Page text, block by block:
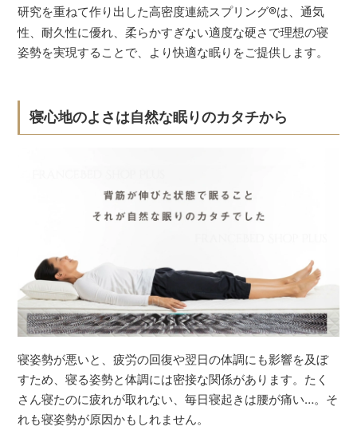
研究を重ねて作り出した高密度連続スプリング®は、通気
性、耐久性に優れ、柔らかすぎない適度な硬さで理想の寝
姿勢を実現することで、より快適な眠りをご提供します。
寝心地のよさは自然な眠りのカタチから
寝姿勢が悪いと、疲労の回復や翌日の体調にも影響を及ぼ
すため、寝る姿勢と体調には密接な関係があります。たく
さん寝たのに疲れが取れない、毎日寝起きは腰が痛い…。そ
れも寝姿勢が原因かもしれません。